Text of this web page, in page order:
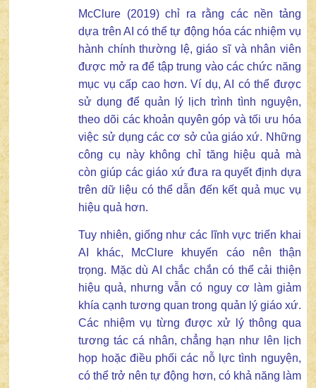
McClure (2019) chỉ ra rằng các nền tảng
dựa trên AI có thể tự động hóa các nhiệm vụ
hành chính thường lệ, giáo sĩ và nhân viên
được mở ra để tập trung vào các chức năng
mục vụ cấp cao hơn. Ví dụ, AI có thể được
sử dụng để quản lý lịch trình tình nguyện,
theo dõi các khoản quyên góp và tối ưu hóa
việc sử dụng các cơ sở của giáo xứ. Những
công cụ này không chỉ tăng hiệu quả mà
còn giúp các giáo xứ đưa ra quyết định dựa
trên dữ liệu có thể dẫn đến kết quả mục vụ
hiệu quả hơn.
Tuy nhiên, giống như các lĩnh vực triển khai
AI khác, McClure khuyến cáo nên thận
trọng. Mặc dù AI chắc chắn có thể cải thiện
hiệu quả, nhưng vẫn có nguy cơ làm giảm
khía cạnh tương quan trong quản lý giáo xứ.
Các nhiệm vụ từng được xử lý thông qua
tương tác cá nhân, chẳng hạn như lên lịch
họp hoặc điều phối các nỗ lực tình nguyện,
có thể trở nên tự động hơn, có khả năng làm